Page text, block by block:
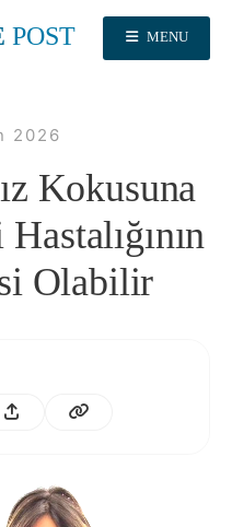
POST MENU
2026
Kokusuna
Olabilir